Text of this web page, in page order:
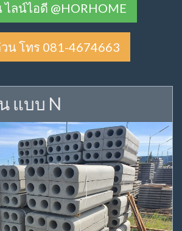
ไลน์ไอดี @HORHOME
น โทร 081-4674663
แบบ N